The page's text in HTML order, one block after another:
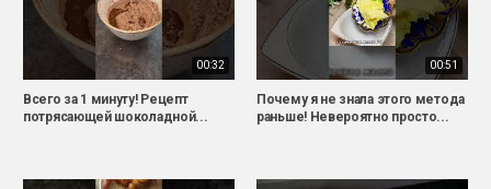
00:32
Всего за 1 минуту! Рецепт
потрясающей шоколадной...
00:51
Почему я не знала этого метода
раньше! Невероятно просто...